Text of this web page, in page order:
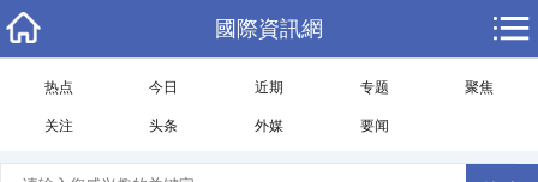
國際資訊網
热点 今日 近期 专题 聚焦
关注 头条 外媒 要闻